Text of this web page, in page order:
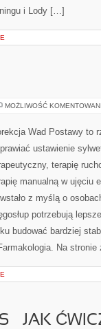
i Lody […]
MOŻLIWOŚĆ
Wad Postawy to
ustawienie
terapię
manualną w ujęciu
z myślą o
potrzebują
budować bardziej
Na
– JAK